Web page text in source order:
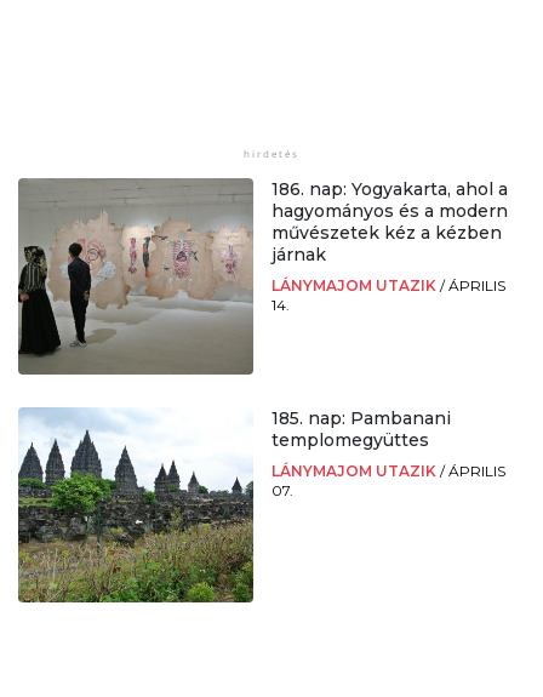
186. nap: Yogyakarta, ahol a
hagyományos és a modern
művészetek kéz a kézben
járnak
LÁNYMAJOM UTAZIK /ÁPRILIS
14.
185. nap: Pambanani
templomegyüttes
LÁNYMAJOM UTAZIK /ÁPRILIS
07.